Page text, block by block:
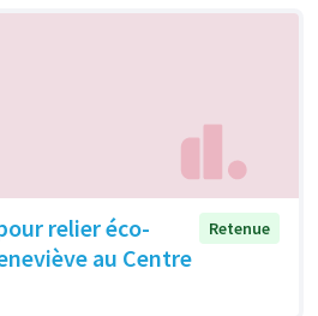
relier éco-
au Centre
Retenue